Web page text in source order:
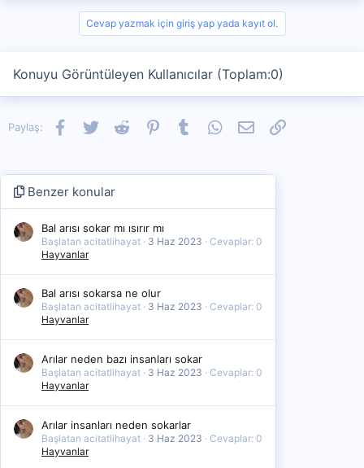
Cevap yazmak için giriş yap yada kayıt ol.
Konuyu Görüntüleyen Kullanıcılar (Toplam:0)
Paylaş: Facebook
TwitterReddit PinterestTumblrWhatsApp
E-postaLink
Benzer konular
Bal arısı sokar mı ısırır mı
Başlatan acitatlihayat 3 Haz 2023
Cevaplar: 0
Hayvanlar
Bal arısı sokarsa ne olur
Başlatan acitatlihayat 3 Haz 2023
Cevaplar: 0
Hayvanlar
Arılar neden bazı insanları sokar
Başlatan acitatlihayat 3 Haz 2023
Cevaplar: 0
Hayvanlar
Arılar insanları neden sokarlar
Başlatan acitatlihayat 3 Haz 2023
Cevaplar: 0
Hayvanlar